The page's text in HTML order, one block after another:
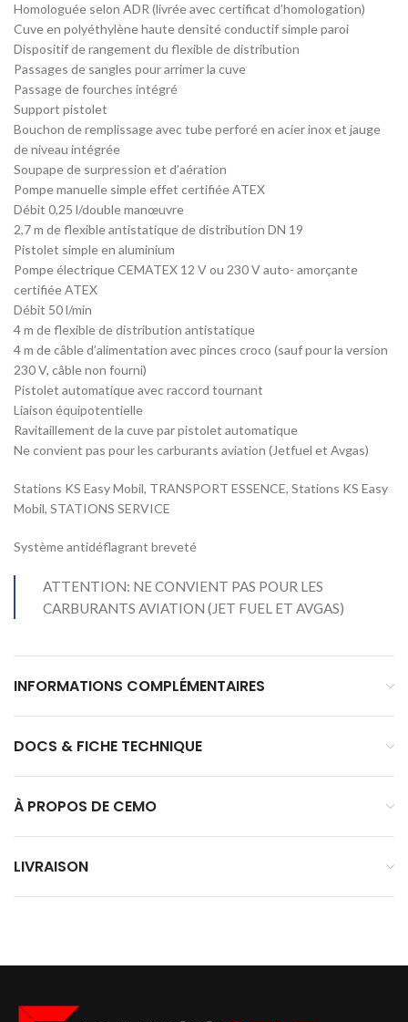
Homologuée selon ADR (livrée avec certificat d’homologation)
Cuve en polyéthylène haute densité conductif simple paroi
Dispositif de rangement du flexible de distribution
Passages de sangles pour arrimer la cuve
Passage de fourches intégré
Support pistolet
Bouchon de remplissage avec tube perforé en acier inox et jauge
de niveau intégrée
Soupape de surpression et d’aération
Pompe manuelle simple effet certifiée ATEX
Débit 0,25 l/double manœuvre
2,7 m de flexible antistatique de distribution DN 19
Pistolet simple en aluminium
Pompe électrique CEMATEX 12 V ou 230 V auto- amorçante
certifiée ATEX
Débit 50 l/min
4 m de flexible de distribution antistatique
4 m de câble d’alimentation avec pinces croco (sauf pour la version
230 V, câble non fourni)
Pistolet automatique avec raccord tournant
Liaison équipotentielle
Ravitaillement de la cuve par pistolet automatique
Ne convient pas pour les carburants aviation (Jetfuel et Avgas)
Stations KS Easy Mobil, TRANSPORT ESSENCE, Stations KS Easy
Mobil, STATIONS SERVICE
Système antidéflagrant breveté
ATTENTION: NE CONVIENT PAS POUR LES
CARBURANTS AVIATION (JET FUEL ET AVGAS)
INFORMATIONS COMPLÉMENTAIRES
DOCS & FICHE TECHNIQUE
À PROPOS DE CEMO
LIVRAISON